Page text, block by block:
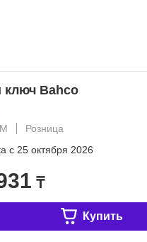
ключ Bahco
Розница
с 25 октября 2026
₸
Купить